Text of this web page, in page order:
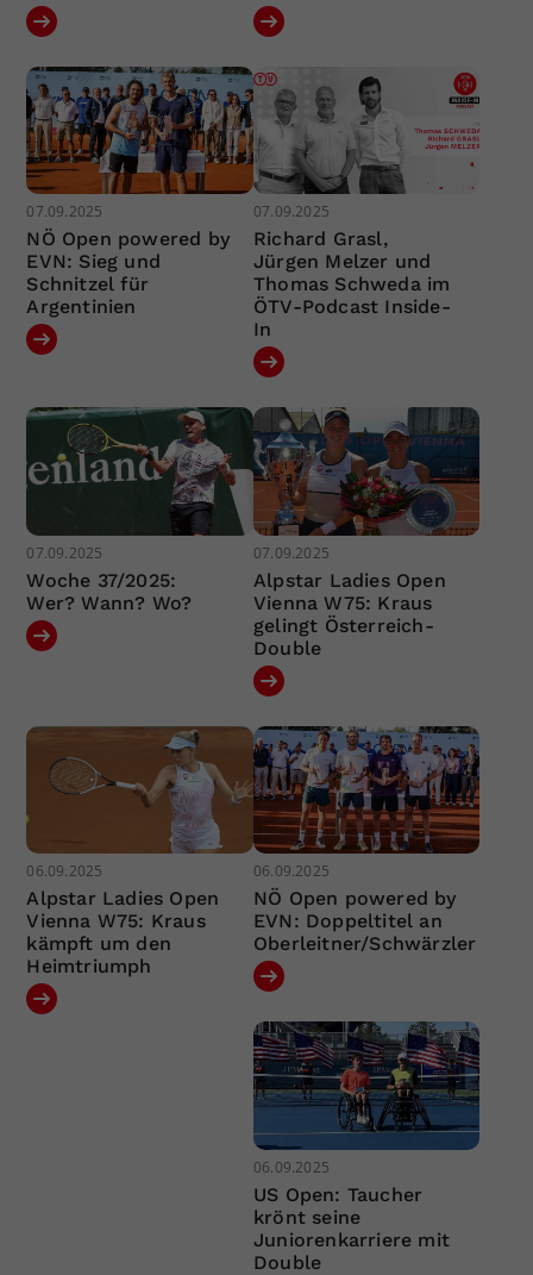
07.09.2025
NÖ Open powered by
EVN: Sieg und
Schnitzel für
Argentinien
07.09.2025
Richard Grasl,
Jürgen Melzer und
Thomas Schweda im
ÖTV-Podcast Inside-
In
07.09.2025
Woche 37/2025:
Wer? Wann? Wo?
07.09.2025
Alpstar Ladies Open
Vienna W75: Kraus
gelingt Österreich-
Double
06.09.2025
Alpstar Ladies Open
Vienna W75: Kraus
kämpft um den
Heimtriumph
06.09.2025
NÖ Open powered by
EVN: Doppeltitel an
Oberleitner/Schwärzler
06.09.2025
US Open: Taucher
krönt seine
Juniorenkarriere mit
Double